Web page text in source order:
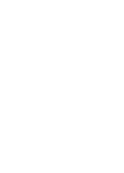
do pulmão são
enfarte